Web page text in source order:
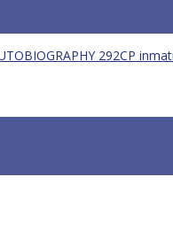
292CP